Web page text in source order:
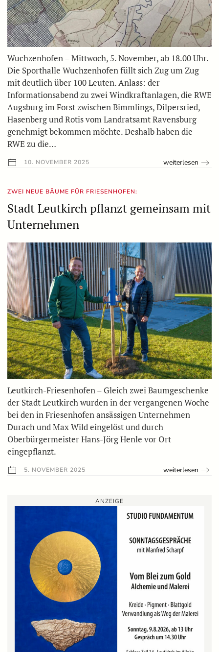
Wuchzenhofen – Mittwoch, 5. November, ab 18.00 Uhr.
Die Sporthalle Wuchzenhofen füllt sich Zug um Zug
mit deutlich über 100 Leuten. Anlass: der
Informationsabend zu zwei Windkraftanlagen, die RWE
Augsburg im Forst zwischen Bimmlings, Dilpersried,
Hasenberg und Rotis vom Landratsamt Ravensburg
genehmigt bekommen möchte. Deshalb haben die
RWE zu die…
10. NOVEMBER 2025 weiterlesen
ZWEI NEUE BÄUME FÜR FRIESENHOFEN:
Stadt Leutkirch pflanzt gemeinsam mit
Unternehmen
Leutkirch-Friesenhofen – Gleich zwei Baumgeschenke
der Stadt Leutkirch wurden in der vergangenen Woche
bei den in Friesenhofen ansässigen Unternehmen
Durach und Max Wild eingelöst und durch
Oberbürgermeister Hans-Jörg Henle vor Ort
eingepflanzt.
5. NOVEMBER 2025 weiterlesen
ANZEIGE